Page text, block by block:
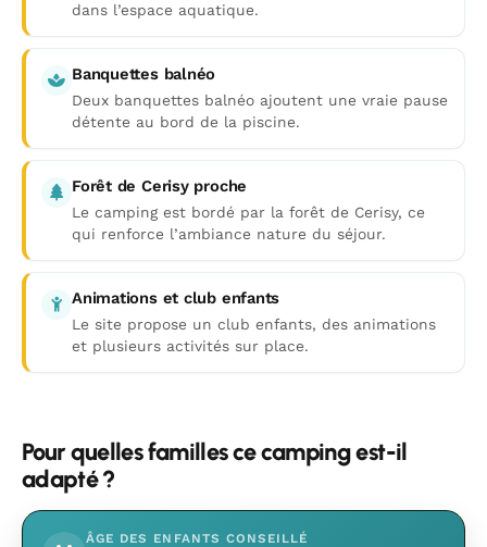
dans l’espace aquatique.
Banquettes balnéo
Deux banquettes balnéo ajoutent une vraie pause
détente au bord de la piscine.
Forêt de Cerisy proche
Le camping est bordé par la forêt de Cerisy, ce
qui renforce l’ambiance nature du séjour.
Animations et club enfants
Le site propose un club enfants, des animations
et plusieurs activités sur place.
Pour quelles familles ce camping est-il
adapté ?
ÂGE DES ENFANTS CONSEILLÉ